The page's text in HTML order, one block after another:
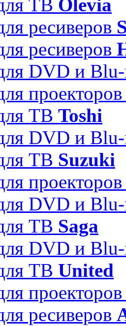
ТВ Olevia
ресиверов
ресиверов
DVD и
ТВ Toshi
DVD и
ТВ Suzuki
DVD и
ТВ Saga
DVD и
ТВ United
ресиверов